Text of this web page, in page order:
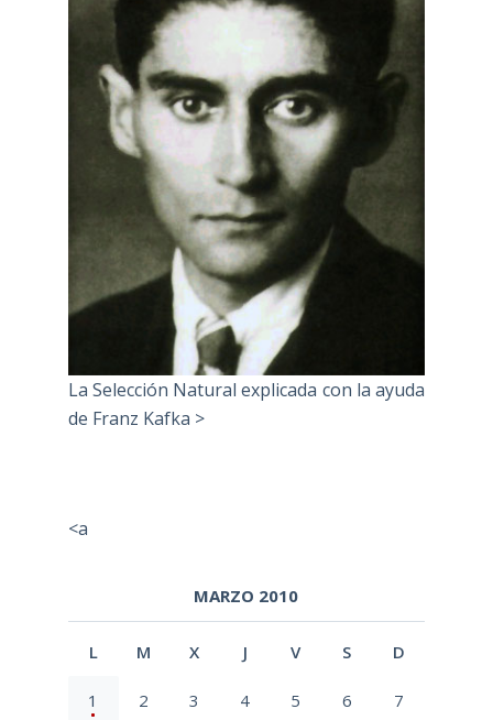
La Selección Natural explicada con la ayuda
de Franz Kafka >
<a
MARZO 2010
L M X J V S D
1 2 3 4 5 6 7